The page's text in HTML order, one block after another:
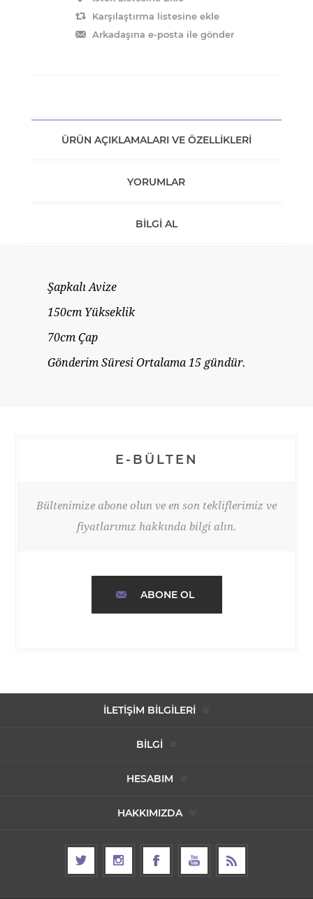
ÜRÜN AÇIKLAMALARI VE ÖZELLIKLERI
YORUMLAR
BILGI AL
Şapkalı Avize
150cm Yükseklik
70cm Çap
Gönderim Süresi Ortalama 15 gündür.
E-BÜLTEN
Bültenimize abone olun ve en son tekliflerimiz ve
fiyatlarımız hakkında bilgi alın.
ABONE OL
İLETIŞIM BILGILERI
BILGI
HESABIM
HAKKIMIZDA